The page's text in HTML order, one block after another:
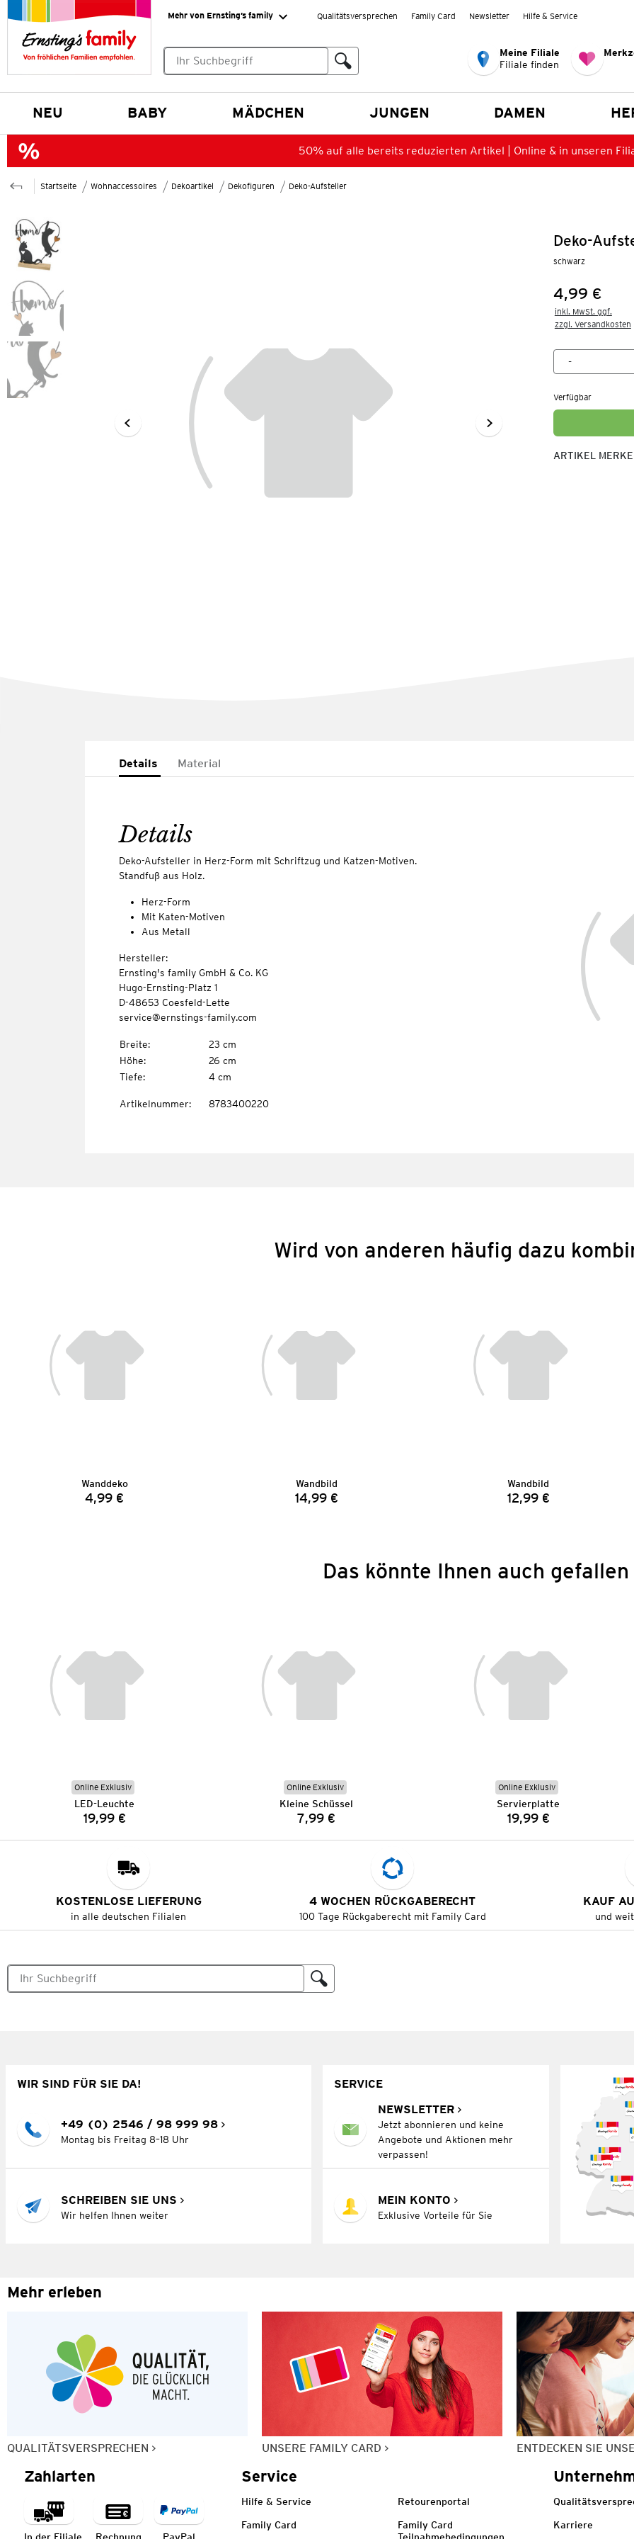
Mehr von Ernsting’s family Qualitätsversprechen Family Card Newsletter Hilfe & Service
Meine Filiale
Filiale finden
NEU BABY MÄDCHEN JUNGEN DAMEN
50% auf alle bereits reduzierten Artikel | Online & in unseren
Startseite Wohnaccessoires Dekoartikel Dekofiguren Deko-Aufsteller
Deko-
schwarz
Preis:
4,99 €
inkl. MwSt. ggf.
zzgl. Versandkosten
Verfügbar
ARTIKEL
Details Material
Details
Deko-Aufsteller in Herz-Form mit Schriftzug und Katzen-Motiven.
Standfuß aus Holz.
Herz-Form
Mit Katen-Motiven
Aus Metall
Hersteller:
Ernsting's family GmbH & Co. KG
Hugo-Ernsting-Platz 1
D-48653 Coesfeld-Lette
service@ernstings-family.com
Breite:
23 cm
Höhe:
26 cm
Tiefe: 4 cm
Artikelnummer: 8783400220
Wird von anderen häufig dazu
Wanddeko
Preis:
4,99 €
Wandbild
Preis:
14,99 €
Wandbild
Preis:
12,99 €
Das könnte Ihnen auch gefallen
Online Exklusiv
LED-Leuchte
Preis:
19,99 €
Online Exklusiv
Kleine Schüssel
Preis:
7,99 €
Online Exklusiv
Servierplatte
Preis:
19,99 €
KOSTENLOSE LIEFERUNG
in alle deutschen Filialen
4 WOCHEN RÜCKGABERECHT
100 Tage Rückgaberecht mit Family Card
KAUF
und
WIR SIND FÜR SIE DA!
+49 (0) 2546 / 98 999 98
Montag bis Freitag 8–18 Uhr
SCHREIBEN SIE UNS
Wir helfen Ihnen weiter
SERVICE
NEWSLETTER
Jetzt abonnieren und keine
Angebote und Aktionen mehr
verpassen!
MEIN KONTO
Exklusive Vorteile für Sie
Mehr erleben
QUALITÄTSVERSPRECHEN UNSERE FAMILY CARD ENTDECKEN SIE
Zahlarten Service
Hilfe & Service Retourenportal
Family Card
Family Card
Karriere